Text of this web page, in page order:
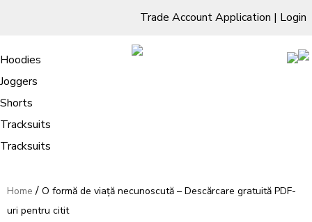
Trade Account Application | Login
Living Room
Sofas & Chairs
Cornar Sofas
Sofas
TV Units & Stands
Bedroom
Chest of Drawers
3 Drawer Chest
4 Drawer Chest
5 Drawer Chest
6 Drawer Chest
Dressing Tables Stools
Dressing Tables
Dressing Stools
Wholesale Mattresses
Mirrors
Free Standing Mirrors
Dining Room
Clothing
Hoodies
Joggers
Shorts
Tracksuits
Tracksuits
O formă de viață necunoscută –
Descărcare gratuită PDF-uri pentru
citit
Home / O formă de viață necunoscută – Descărcare gratuită PDF-
uri pentru citit